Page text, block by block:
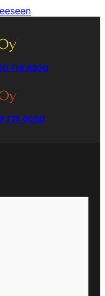
718 8300
775 6050